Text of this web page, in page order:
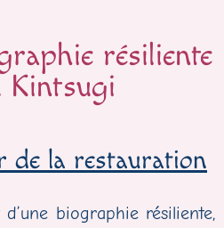
résiliente
Kintsugi
de la restauration
biographie résiliente,